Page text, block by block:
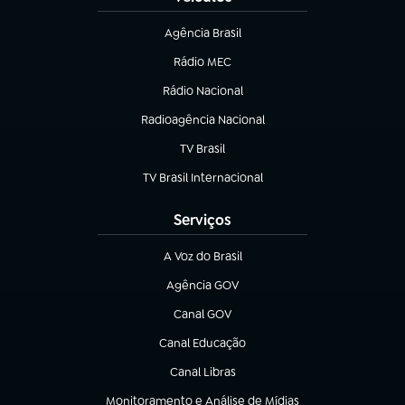
Agência Brasil
(abre em nova aba)
Rádio MEC
Rádio Nacional
(abre em nova aba)
Radioagência Nacional
(abre em nova aba)
TV Brasil
(abre em nova aba)
TV Brasil Internacional
(abre em nova aba)
Serviços
A Voz do Brasil
(abre em nova aba)
Agência GOV
(abre em nova aba)
Canal GOV
(abre em nova aba)
Canal Educação
(abre em nova aba)
Canal Libras
(abre em nova aba)
Monitoramento e Análise de Mídias